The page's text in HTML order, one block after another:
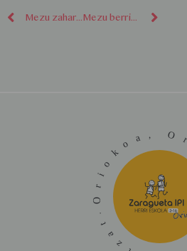
Mezu zaharragoak Mezu berriagoak